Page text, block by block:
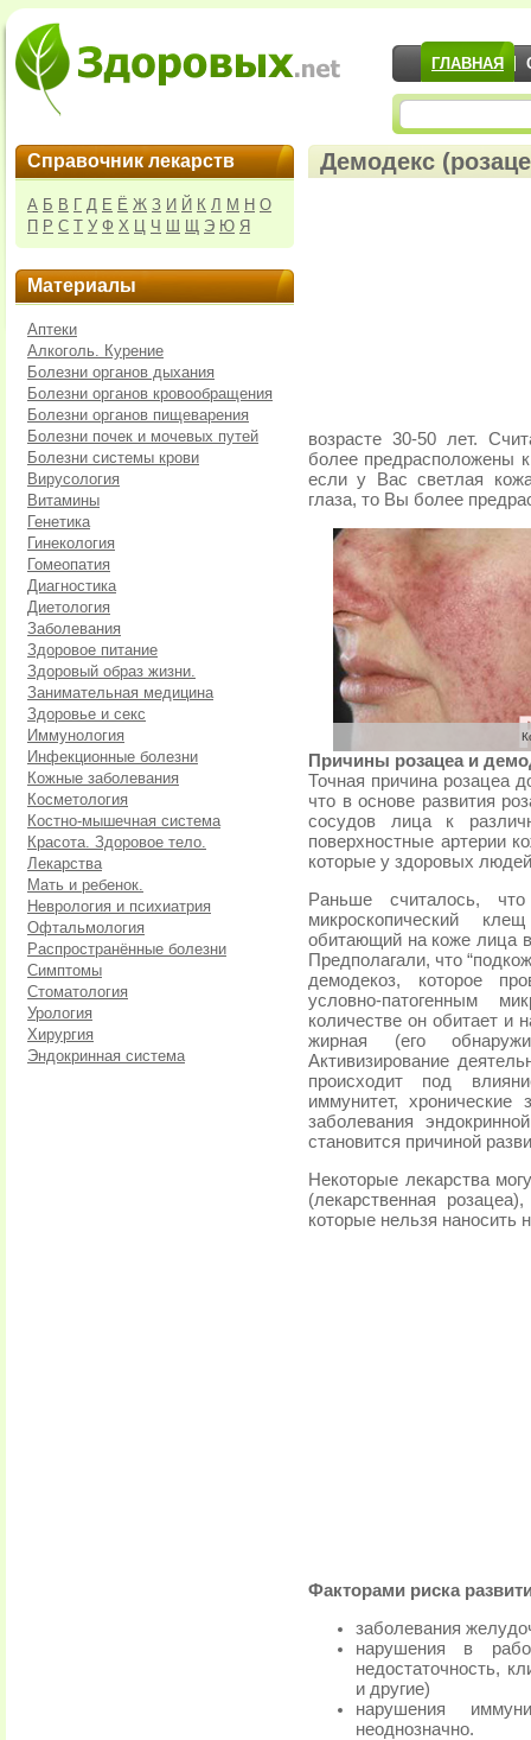
ГЛАВНАЯ
Справочник лекарств
А Б В Г Д Е Ё Ж З И Й К Л М Н О
П Р С Т У Ф Х Ц Ч Ш Щ Э Ю Я
Материалы
Аптеки
Алкоголь. Курение
Болезни органов дыхания
Болезни органов кровообращения
Болезни органов пищеварения
Болезни почек и мочевых путей
Болезни системы крови
Вирусология
Витамины
Генетика
Гинекология
Гомеопатия
Диагностика
Диетология
Заболевания
Здоровое питание
Здоровый образ жизни.
Занимательная медицина
Здоровье и секс
Иммунология
Инфекционные болезни
Кожные заболевания
Косметология
Костно-мышечная система
Красота. Здоровое тело.
Лекарства
Мать и ребенок.
Неврология и психиатрия
Офтальмология
Распространённые болезни
Симптомы
Стоматология
Урология
Хирургия
Эндокринная система
Демодекс
возрасте 30-50 лет.
более предрасположены
если у Вас светлая
глаза, то Вы более
Причины розацеа и
Точная причина розацеа
что в основе развития
сосудов лица к
поверхностные артерии
которые у здоровых
Раньше считалось,
микроскопический
обитающий на коже лица
Предполагали, что
демодекоз, которое
условно-патогенным
количестве он обитает и
жирная (его
Активизирование
происходит под
иммунитет, хронические
заболевания
становится причиной
Некоторые лекарства
(лекарственная
которые нельзя наносить
Факторами риска
заболевания
нарушения в
недостаточность,
и другие)
нарушения
неоднозначно.